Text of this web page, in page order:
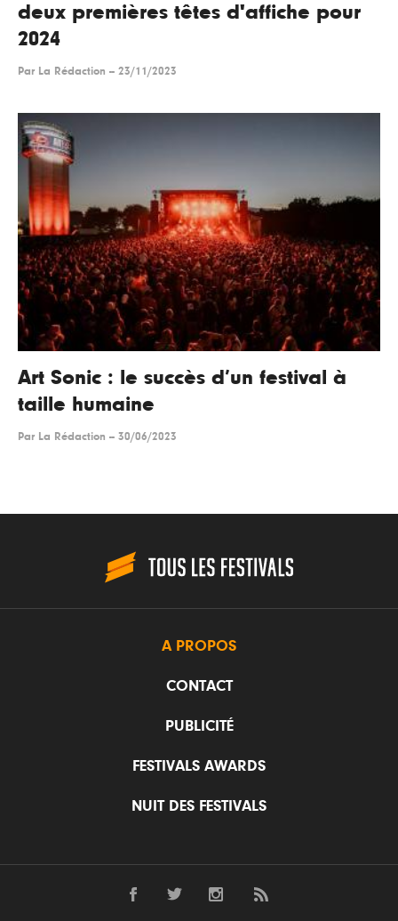
deux premières têtes d'affiche pour
2024
Par La Rédaction -- 23/11/2023
Art Sonic : le succès d’un festival à
taille humaine
Par La Rédaction -- 30/06/2023
A PROPOS
CONTACT
PUBLICITÉ
FESTIVALS AWARDS
NUIT DES FESTIVALS